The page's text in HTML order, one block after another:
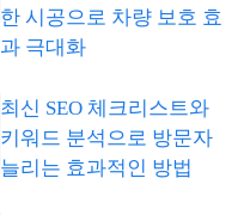
한 시공으로 차량 보호 효
과 극대화
최신 SEO 체크리스트와
키워드 분석으로 방문자
늘리는 효과적인 방법